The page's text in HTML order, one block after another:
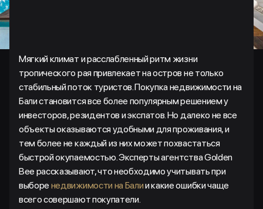
Мягкий климат и расслабленный ритм жизни
тропического рая привлекает на остров не только
стабильный поток туристов. Покупка недвижимости на
Бали становится все более популярным решением у
инвесторов, резидентов и экспатов. Но далеко не все
объекты оказываются удобными для проживания, и
тем более не каждый из них может похвастаться
быстрой окупаемостью. Эксперты агентства Golden
Bee рассказывают, что необходимо учитывать при
выборе недвижимости на Балии какие ошибки чаще
всего совершают покупатели.